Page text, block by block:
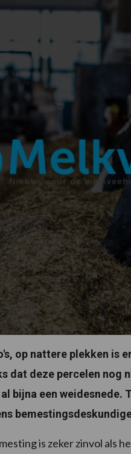
op nattere plekken is
dat deze percelen nog
bijna een weidesnede.
is zeker zinvol als